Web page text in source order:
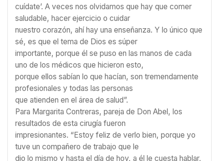
cuídate’. A veces nos olvidamos que hay que comer
saludable, hacer ejercicio o cuidar
nuestro corazón, ahí hay una enseñanza. Y lo único que
sé, es que el tema de Dios es súper
importante, porque él se puso en las manos de cada
uno de los médicos que hicieron esto,
porque ellos sabían lo que hacían, son tremendamente
profesionales y todas las personas
que atienden en el área de salud”.
Para Margarita Contreras, pareja de Don Abel, los
resultados de esta cirugía fueron
impresionantes. “Estoy feliz de verlo bien, porque yo
tuve un compañero de trabajo que le
dio lo mismo y hasta el día de hoy, a él le cuesta hablar,